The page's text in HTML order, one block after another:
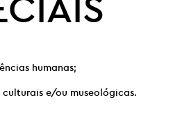
humanas;
e/ou museológicas.